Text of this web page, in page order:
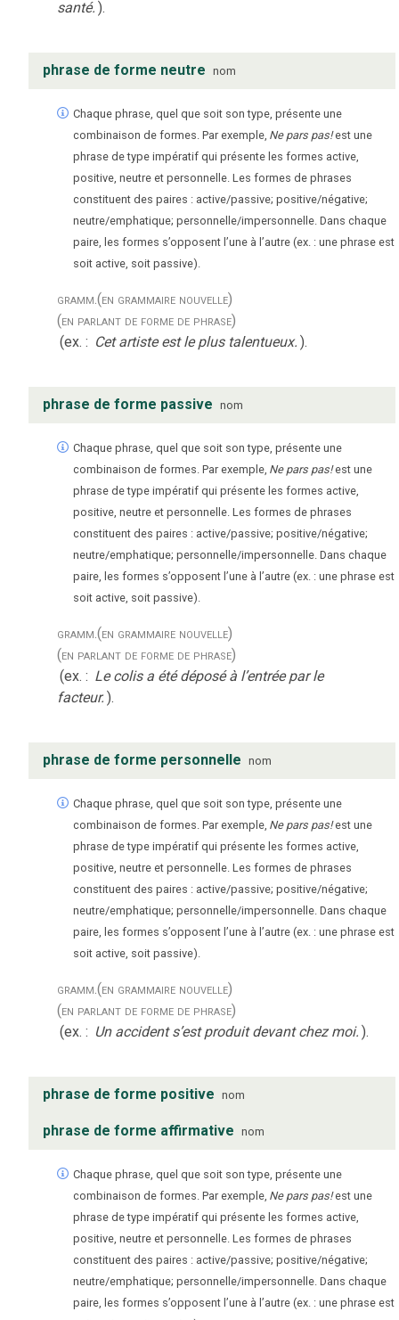
santé. ).
phrase de forme neutre nom
Chaque phrase, quel que soit son type, présente une
combinaison de formes. Par exemple, Ne pars pas!est une
phrase de type impératif qui présente les formes active,
positive, neutre et personnelle. Les formes de phrases
constituent des paires : active/passive; positive/négative;
neutre/emphatique; personnelle/impersonnelle. Dans chaque
paire, les formes s’opposent l’une à l’autre (ex. : une phrase est
soit active, soit passive).
gramm.(en grammaire nouvelle)
(en parlant de forme de phrase)
(ex. : Cet artiste est le plus talentueux. ).
phrase de forme passive nom
Chaque phrase, quel que soit son type, présente une
combinaison de formes. Par exemple, Ne pars pas!est une
phrase de type impératif qui présente les formes active,
positive, neutre et personnelle. Les formes de phrases
constituent des paires : active/passive; positive/négative;
neutre/emphatique; personnelle/impersonnelle. Dans chaque
paire, les formes s’opposent l’une à l’autre (ex. : une phrase est
soit active, soit passive).
gramm.(en grammaire nouvelle)
(en parlant de forme de phrase)
(ex. : Le colis a été déposé à l’entrée par le
facteur.).
phrase de forme personnelle nom
Chaque phrase, quel que soit son type, présente une
combinaison de formes. Par exemple, Ne pars pas!est une
phrase de type impératif qui présente les formes active,
positive, neutre et personnelle. Les formes de phrases
constituent des paires : active/passive; positive/négative;
neutre/emphatique; personnelle/impersonnelle. Dans chaque
paire, les formes s’opposent l’une à l’autre (ex. : une phrase est
soit active, soit passive).
gramm.(en grammaire nouvelle)
(en parlant de forme de phrase)
(ex. : Un accident s’est produit devant chez moi. ).
phrase de forme positive nom
phrase de forme affirmative nom
Chaque phrase, quel que soit son type, présente une
combinaison de formes. Par exemple, Ne pars pas!est une
phrase de type impératif qui présente les formes active,
positive, neutre et personnelle. Les formes de phrases
constituent des paires : active/passive; positive/négative;
neutre/emphatique; personnelle/impersonnelle. Dans chaque
paire, les formes s’opposent l’une à l’autre (ex. : une phrase est